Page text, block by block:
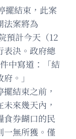
擺結束，此案
法案將為
預計今天（12
表決。政府總
中寫道：「結
。」
結束之前，
來幾天內，
食券餬口的民
一無所獲。僅